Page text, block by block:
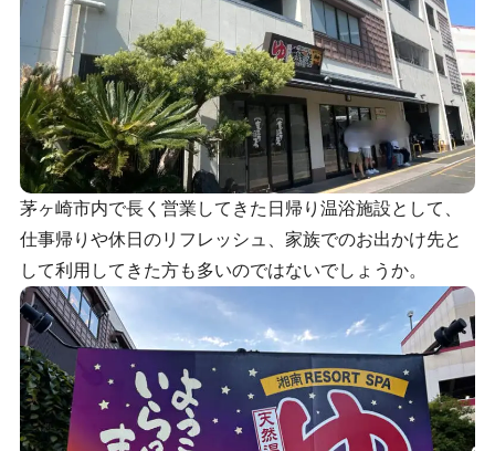
茅ヶ崎市内で長く営業してきた日帰り温浴施設として、
仕事帰りや休日のリフレッシュ、家族でのお出かけ先と
して利用してきた方も多いのではないでしょうか。